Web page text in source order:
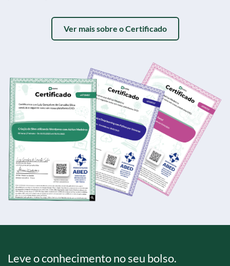
Ver mais sobre o Certificado
Leve o conhecimento no seu bolso.